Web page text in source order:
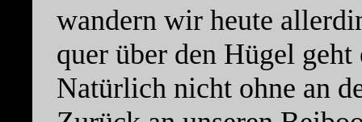
wandern wir heute
quer über den Hügel
Natürlich nicht ohne an